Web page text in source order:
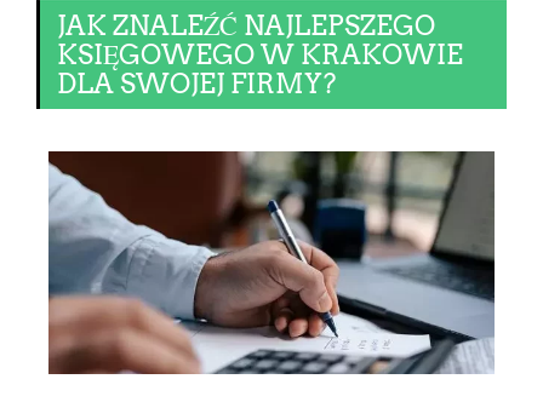
JAK ZNALEŹĆ NAJLEPSZEGO
KSIĘGOWEGO W KRAKOWIE
DLA SWOJEJ FIRMY?